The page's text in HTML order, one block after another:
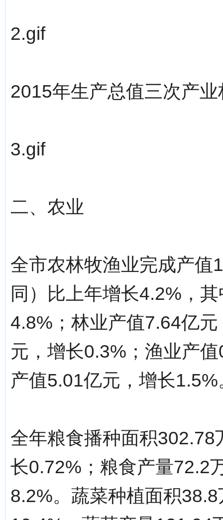
2.gif
2015年生产总值三次产业
3.gif
二、农业
全市农林牧渔业完成产值
同）比上年增长4.2%，
4.8%；林业产值7.64亿
元，增长0.3%；渔业产
产值5.01亿元，增长1.5%
全年粮食播种面积
长0.72%；粮食产量72.2
8.2%。蔬菜种植面积